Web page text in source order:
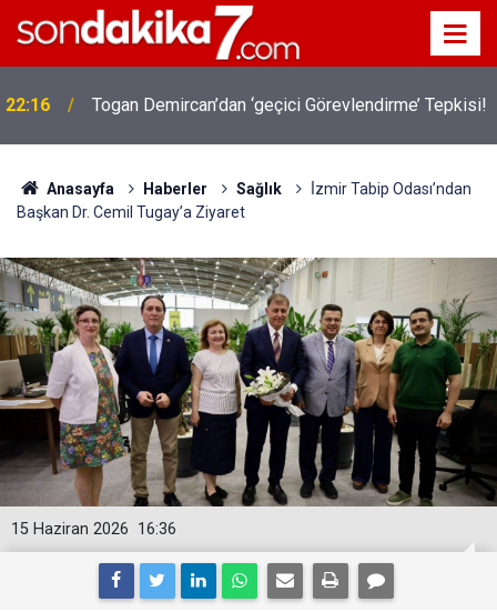
22:16 Togan Demircan’dan ‘geçici Görevlendirme’ Tepkisi!
Anasayfa Haberler Sağlık
İ̇zmir Tabip Odası’ndan
Başkan Dr. Cemil Tugay’a Ziyaret
16:36
15 Haziran 2026